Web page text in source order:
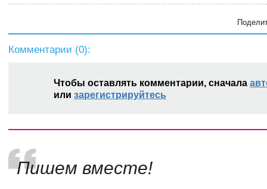
Комментарии (0):
Чтобы оставлять комментарии, сначала
или зарегистрируйтесь
Пишем вместе!